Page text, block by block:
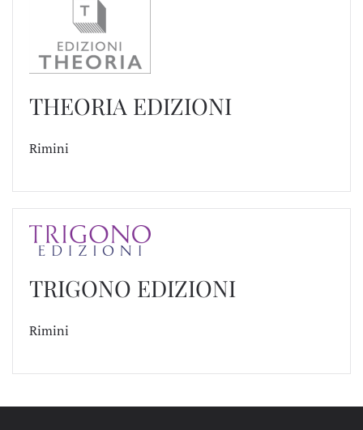
THEORIA EDIZIONI
Rimini
TRIGONO EDIZIONI
Rimini